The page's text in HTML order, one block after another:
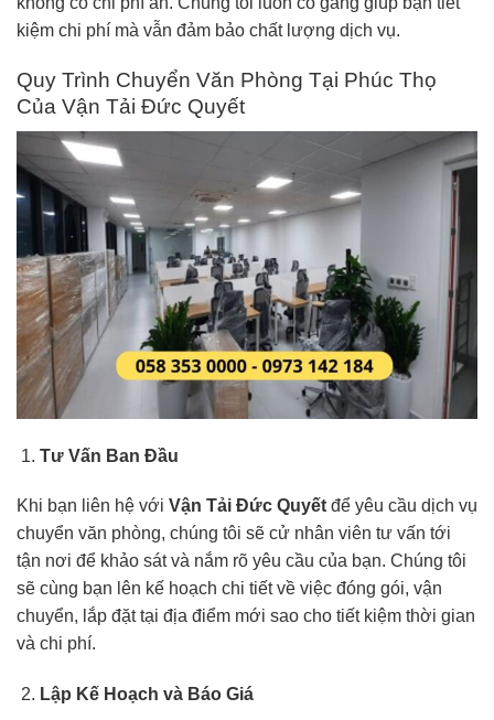
kiệm chi phí mà vẫn đảm bảo chất lượng dịch vụ.
Quy Trình Chuyển Văn Phòng Tại Phúc Thọ
Của Vận Tải Đức Quyết
Tư Vấn Ban Đầu
Khi bạn liên hệ với Vận Tải Đức Quyết để yêu cầu dịch vụ
chuyển văn phòng, chúng tôi sẽ cử nhân viên tư vấn tới
tận nơi để khảo sát và nắm rõ yêu cầu của bạn. Chúng tôi
sẽ cùng bạn lên kế hoạch chi tiết về việc đóng gói, vận
chuyển, lắp đặt tại địa điểm mới sao cho tiết kiệm thời gian
và chi phí.
Lập Kế Hoạch và Báo Giá